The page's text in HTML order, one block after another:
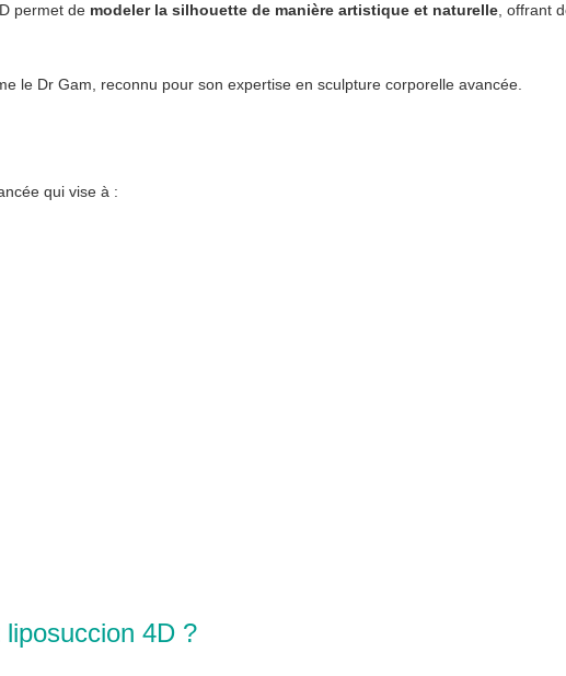
permet de modeler la silhouette de manière artistique et naturelle , offrant
le Dr Gam, reconnu pour son expertise en sculpture corporelle avancée.
qui vise à :
4D ?